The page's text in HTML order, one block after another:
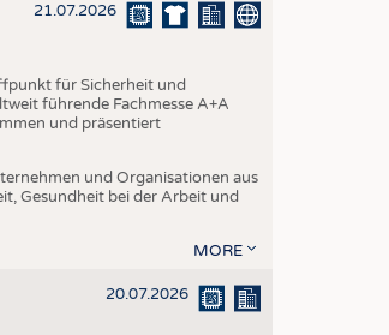
21.07.2026
für Sicherheit und
führende Fachmesse A+A
und präsentiert
und Organisationen aus
Gesundheit bei der Arbeit und
MORE
20.07.2026